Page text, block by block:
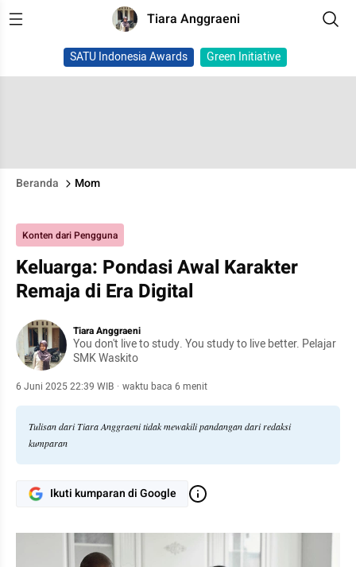
Tiara Anggraeni
SATU Indonesia Awards Green Initiative
Beranda Mom
Konten dari Pengguna
Keluarga: Pondasi Awal Karakter
Remaja di Era Digital
Tiara Anggraeni
You don't live to study. You study to live better. Pelajar
SMK Waskito
6 Juni 2025 22:39 WIB · waktu baca 6 menit
Tulisan dari Tiara Anggraeni tidak mewakili pandangan dari redaksi
kumparan
Ikuti kumparan di Google